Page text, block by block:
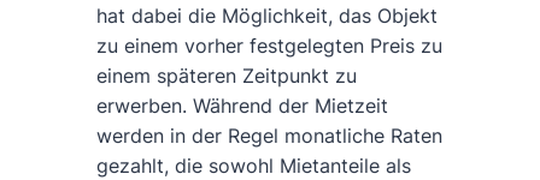
hat dabei die Möglichkeit, das Objekt
zu einem vorher festgelegten Preis zu
einem späteren Zeitpunkt zu
erwerben. Während der Mietzeit
werden in der Regel monatliche Raten
gezahlt, die sowohl Mietanteile als